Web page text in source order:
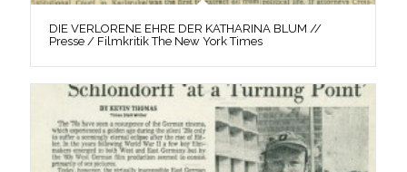
DIE VERLORENE EHRE DER KATHARINA BLUM //
Presse / Filmkritik The New York Times